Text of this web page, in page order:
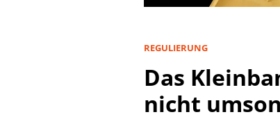
REGULIERUNG
Das
nicht